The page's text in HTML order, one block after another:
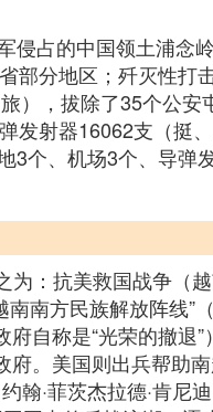
侵占的中国领土浦念
部分地区；歼灭性打
），拔除了35个公
发射器16062支（挺
3个、机场3个、导弹
：抗美救国战争（
南方民族解放阵线”
自称是“光荣的撤退”
。美国则出兵帮助
·菲茨杰拉德·肯尼